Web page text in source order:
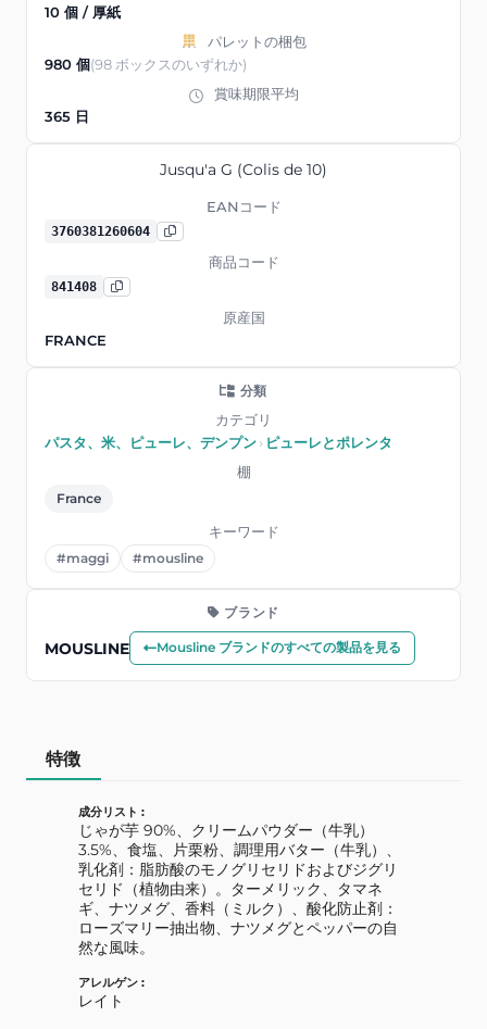
10 個 / 厚紙
パレットの梱包
980 個(98 ボックスのいずれか)
賞味期限平均
365 日
Jusqu'a G (Colis de 10)
EANコード
3760381260604
商品コード
841408
原産国
FRANCE
分類
カテゴリ
パスタ、米、ピューレ、デンプン› ピューレとポレンタ
棚
France
キーワード
#maggi #mousline
ブランド
MOUSLINE Mousline ブランドのすべての製品を見る
特徴
成分リスト :
じゃが芋 90%、クリームパウダー（牛乳）
3.5%、食塩、片栗粉、調理用バター（牛乳）、
乳化剤：脂肪酸のモノグリセリドおよびジグリ
セリド（植物由来）。ターメリック、タマネ
ギ、ナツメグ、香料（ミルク）、酸化防止剤：
ローズマリー抽出物、ナツメグとペッパーの自
然な風味。
アレルゲン :
レイト